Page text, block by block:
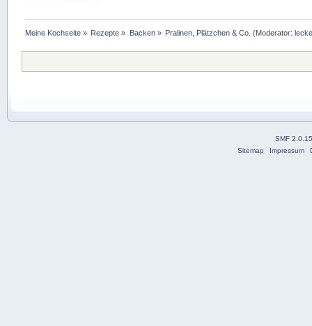
Meine Kochseite » Rezepte » Backen» Pralinen, Plätzchen & Co. (Moderator:
SMF
Sitemap
Impressum